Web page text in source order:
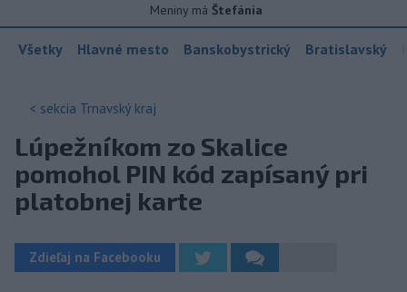
Meniny má Štefánia
Všetky Hlavné mesto Banskobystrický Bratislavský
< sekcia Trnavský kraj
Lúpežníkom zo Skalice
pomohol PIN kód zapísaný pri
platobnej karte
Zdieľaj na Facebooku